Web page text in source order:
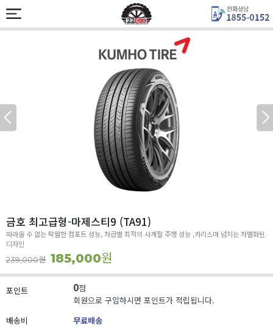
금호 최고급형-마제스티9 (TA91)
따라올 수 없는 탁월한 컴포트 성능, 차급별 최적의 사계절 주행 성능 ,카리스마 넘치는 차별화된
디자인
239,000원 185,000원
포인트 0점
회원으로 구입하시면 포인트가 적립됩니다.
배송비
무료배송